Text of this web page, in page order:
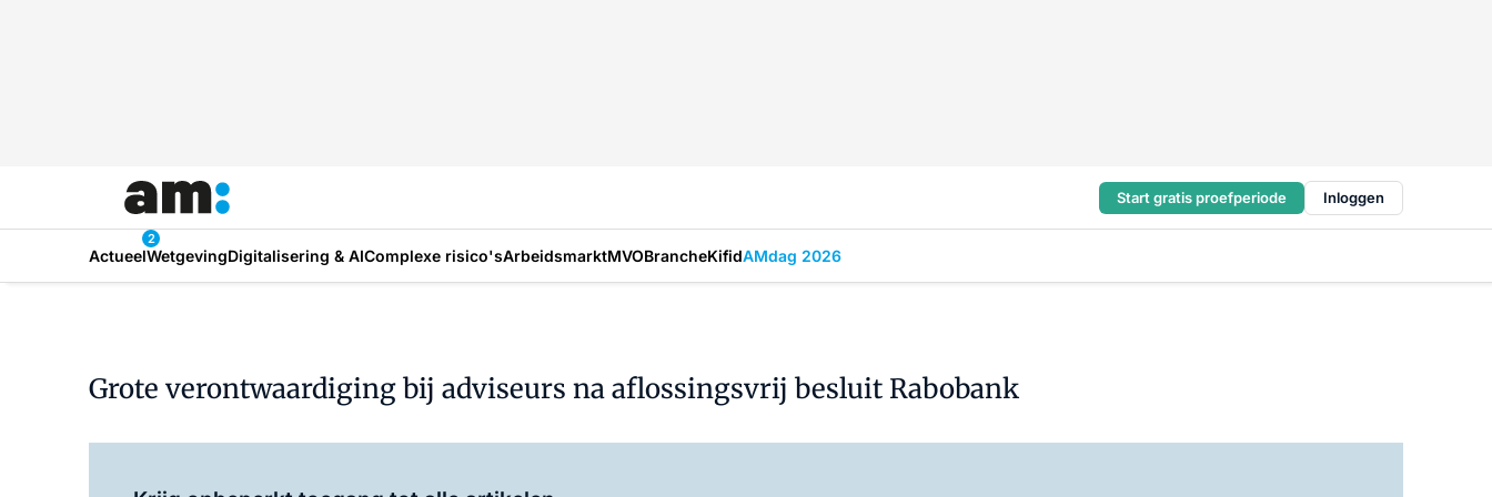
Start gratis proefperiode Inloggen
Actueel
2
WetgevingDigitalisering & AIComplexe risico'sArbeidsmarktMVOBrancheKifidAMdag 2026
Grote verontwaardiging bij adviseurs na aflossingsvrij besluit Rabobank